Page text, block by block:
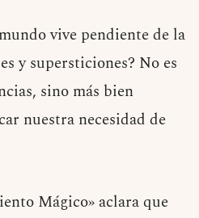
vive pendiente de la
y supersticiones? No es
sino más bien
nuestra necesidad de
Mágico» aclara que